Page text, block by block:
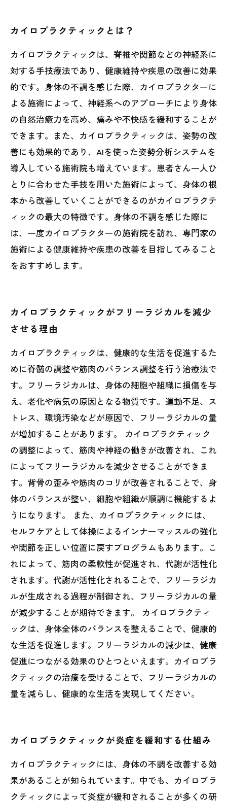
カイロプラクティックとは？
カイロプラクティックは、脊椎や関節などの神経系に
対する手技療法であり、健康維持や疾患の改善に効果
的です。身体の不調を感じた際、カイロプラクターに
よる施術によって、神経系へのアプローチにより身体
の自然治癒力を高め、痛みや不快感を緩和することが
できます。また、カイロプラクティックは、姿勢の改
善にも効果的であり、AIを使った姿勢分析システムを
導入している施術院も増えています。患者さん一人ひ
とりに合わせた手技を用いた施術によって、身体の根
本から改善していくことができるのがカイロプラクテ
ィックの最大の特徴です。身体の不調を感じた際に
は、一度カイロプラクターの施術院を訪れ、専門家の
施術による健康維持や疾患の改善を目指してみること
をおすすめします。
カイロプラクティックがフリーラジカルを減少
させる理由
カイロプラクティックは、健康的な生活を促進するた
めに脊髄の調整や筋肉のバランス調整を行う治療法で
す。フリーラジカルは、身体の細胞や組織に損傷を与
え、老化や病気の原因となる物質です。運動不足、ス
トレス、環境汚染などが原因で、フリーラジカルの量
が増加することがあります。 カイロプラクティック
の調整によって、筋肉や神経の働きが改善され、これ
によってフリーラジカルを減少させることができま
す。背骨の歪みや筋肉のコリが改善されることで、身
体のバランスが整い、細胞や組織が順調に機能するよ
うになります。 また、カイロプラクティックには、
セルフケアとして体操によるインナーマッスルの強化
や関節を正しい位置に戻すプログラムもあります。こ
れによって、筋肉の柔軟性が促進され、代謝が活性化
されます。代謝が活性化されることで、フリーラジカ
ルが生成される過程が制御され、フリーラジカルの量
が減少することが期待できます。 カイロプラクティ
ックは、身体全体のバランスを整えることで、健康的
な生活を促進します。フリーラジカルの減少は、健康
促進につながる効果のひとつといえます。カイロプラ
クティックの治療を受けることで、フリーラジカルの
量を減らし、健康的な生活を実現してください。
カイロプラクティックが炎症を緩和する仕組み
カイロプラクティックには、身体の不調を改善する効
果があることが知られています。中でも、カイロプラ
クティックによって炎症が緩和されることが多くの研